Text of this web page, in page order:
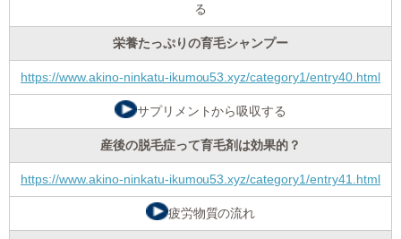
る
栄養たっぷりの育毛シャンプー
https://www.akino-ninkatu-ikumou53.xyz/category1/entry40.html
サプリメントから吸収する
産後の脱毛症って育毛剤は効果的？
https://www.akino-ninkatu-ikumou53.xyz/category1/entry41.html
疲労物質の流れ